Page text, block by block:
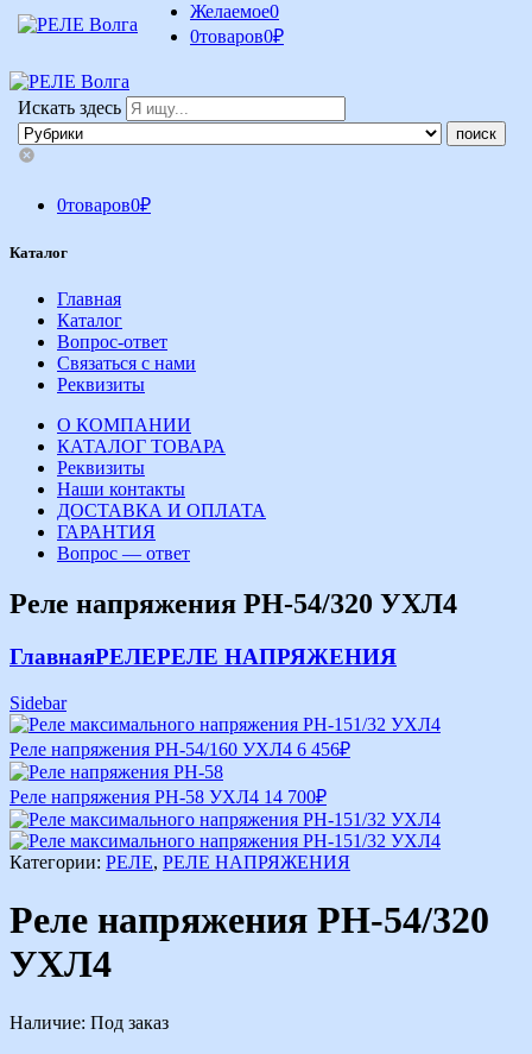
Желаемое0
0товаров0₽
Искать здесь
0товаров0₽
Каталог
Главная
Каталог
Вопрос-ответ
Связаться с нами
Реквизиты
О КОМПАНИИ
КАТАЛОГ ТОВАРА
Реквизиты
Наши контакты
ДОСТАВКА И ОПЛАТА
ГАРАНТИЯ
Вопрос — ответ
Реле напряжения РН-54/320 УХЛ4
ГлавнаяРЕЛЕРЕЛЕ НАПРЯЖЕНИЯ
Sidebar
Реле напряжения РН-54/160 УХЛ4 6 456₽
Реле напряжения РН-58 УХЛ4 14 700₽
Категории: РЕЛЕ, РЕЛЕ НАПРЯЖЕНИЯ
Реле напряжения РН-54/320
УХЛ4
Наличие: Под заказ